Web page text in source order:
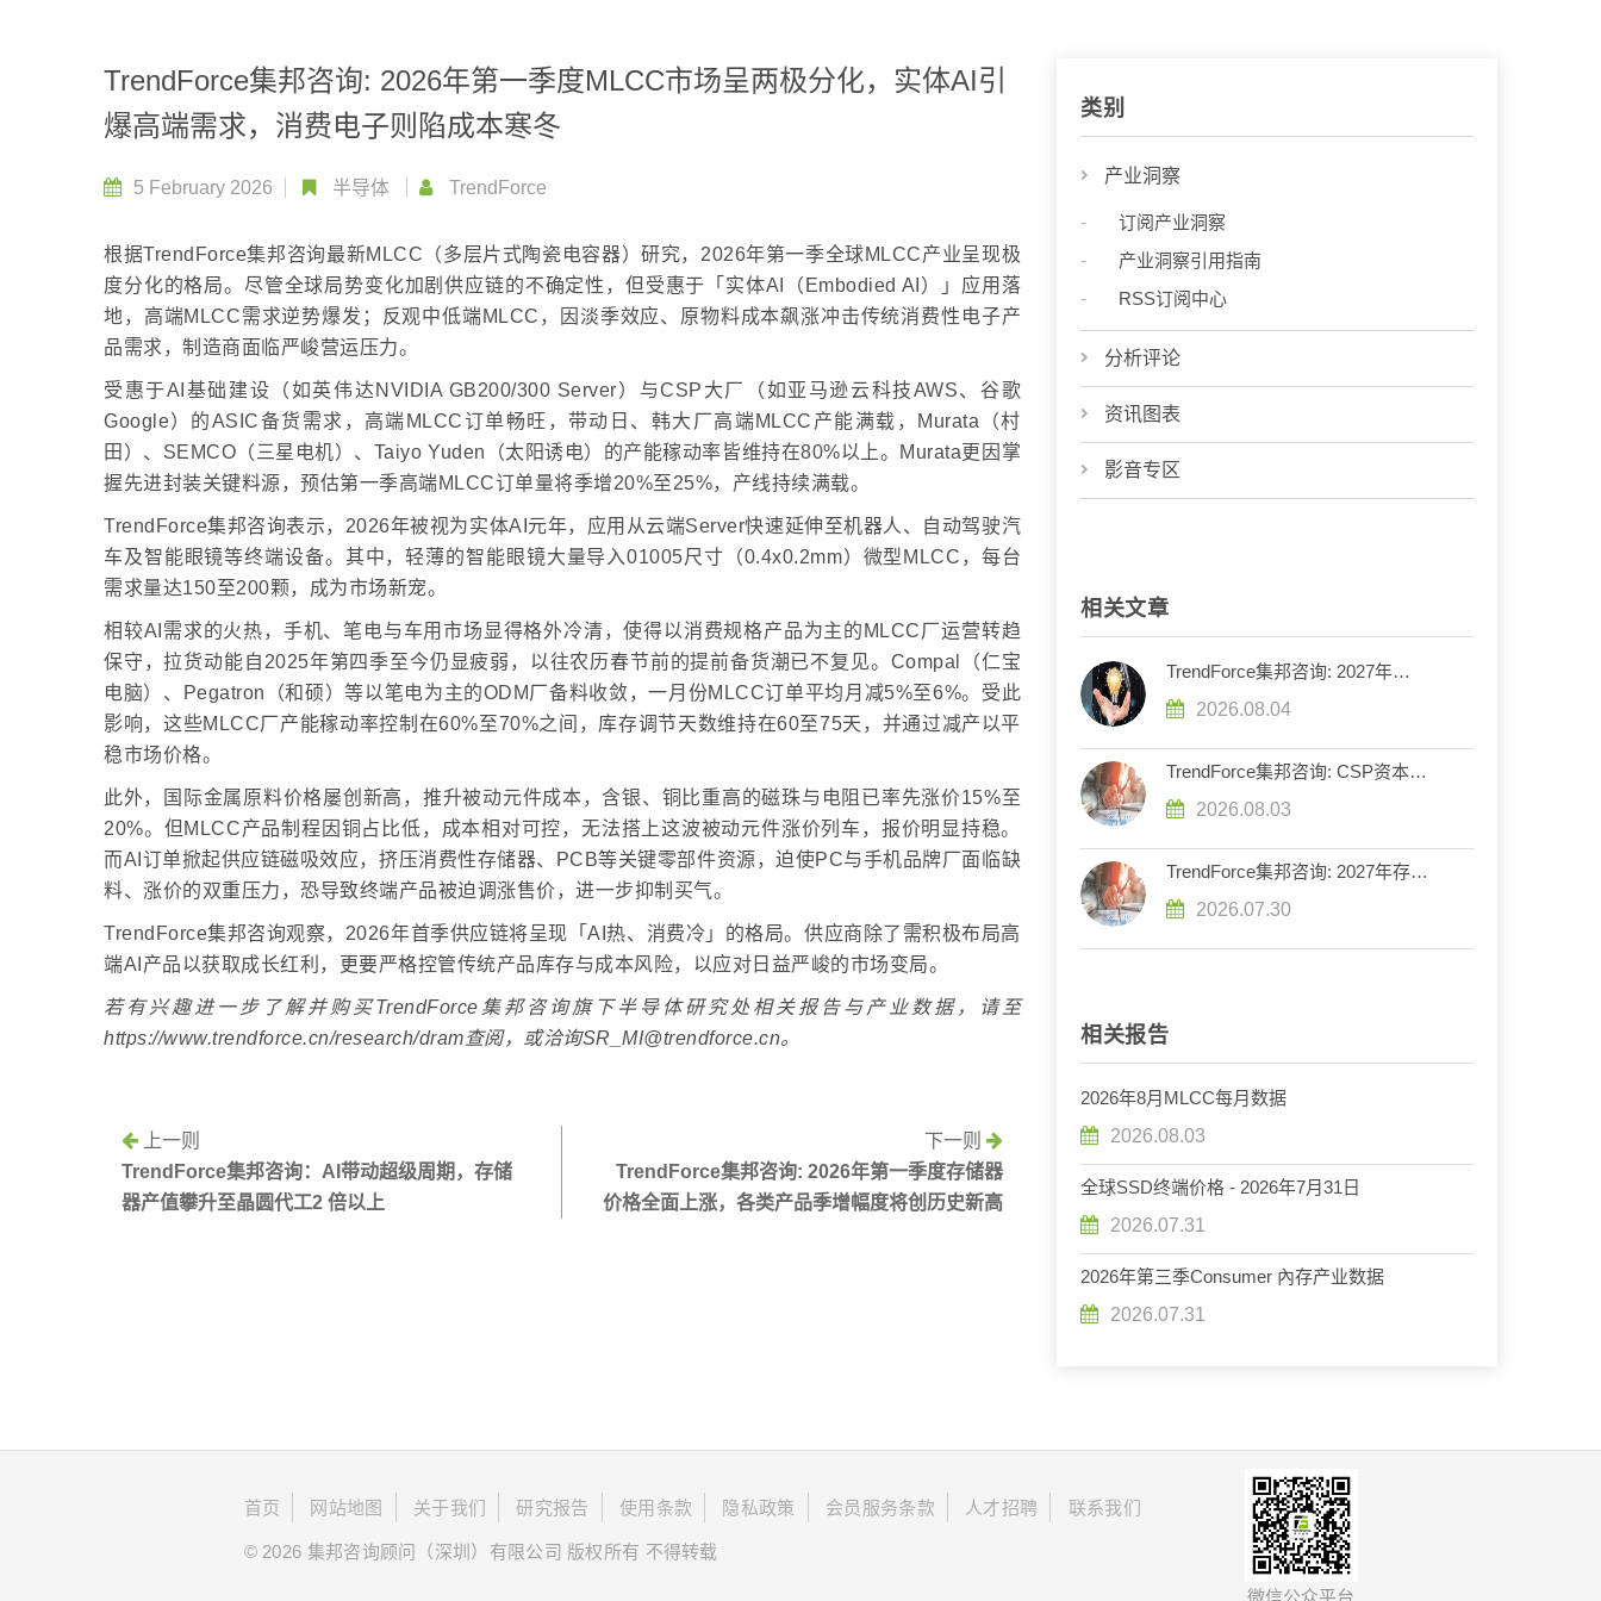
TrendForce集邦咨询: 2026年第一季度MLCC市场呈两极分化，实体AI引
爆高端需求，消费电子则陷成本寒冬
5 February 2026 半导体 TrendForce
根据TrendForce集邦咨询最新MLCC（多层片式陶瓷电容器）研究，2026年第一季全球MLCC产业呈现极
度分化的格局。尽管全球局势变化加剧供应链的不确定性，但受惠于「实体AI（Embodied AI）」应用落
地，高端MLCC需求逆势爆发；反观中低端MLCC，因淡季效应、原物料成本飙涨冲击传统消费性电子产
品需求，制造商面临严峻营运压力。
受惠于AI基础建设（如英伟达NVIDIA GB200/300 Server）与CSP大厂（如亚马逊云科技AWS、谷歌
Google）的ASIC备货需求，高端MLCC订单畅旺，带动日、韩大厂高端MLCC产能满载，Murata（村
田）、SEMCO（三星电机）、Taiyo Yuden（太阳诱电）的产能稼动率皆维持在80%以上。Murata更因掌
握先进封装关键料源，预估第一季高端MLCC订单量将季增20%至25%，产线持续满载。
TrendForce集邦咨询表示，2026年被视为实体AI元年，应用从云端Server快速延伸至机器人、自动驾驶汽
车及智能眼镜等终端设备。其中，轻薄的智能眼镜大量导入01005尺寸（0.4x0.2mm）微型MLCC，每台
需求量达150至200颗，成为市场新宠。
相较AI需求的火热，手机、笔电与车用市场显得格外冷清，使得以消费规格产品为主的MLCC厂运营转趋
保守，拉货动能自2025年第四季至今仍显疲弱，以往农历春节前的提前备货潮已不复见。Compal（仁宝
电脑）、Pegatron（和硕）等以笔电为主的ODM厂备料收敛，一月份MLCC订单平均月减5%至6%。受此
影响，这些MLCC厂产能稼动率控制在60%至70%之间，库存调节天数维持在60至75天，并通过减产以平
稳市场价格。
此外，国际金属原料价格屡创新高，推升被动元件成本，含银、铜比重高的磁珠与电阻已率先涨价15%至
20%。但MLCC产品制程因铜占比低，成本相对可控，无法搭上这波被动元件涨价列车，报价明显持稳。
而AI订单掀起供应链磁吸效应，挤压消费性存储器、PCB等关键零部件资源，迫使PC与手机品牌厂面临缺
料、涨价的双重压力，恐导致终端产品被迫调涨售价，进一步抑制买气。
TrendForce集邦咨询观察，2026年首季供应链将呈现「AI热、消费冷」的格局。供应商除了需积极布局高
端AI产品以获取成长红利，更要严格控管传统产品库存与成本风险，以应对日益严峻的市场变局。
若有兴趣进一步了解并购买TrendForce集邦咨询旗下半导体研究处相关报告与产业数据，请至
https://www.trendforce.cn/research/dram查阅，或洽询SR_MI@trendforce.cn。
上一则
TrendForce集邦咨询：AI带动超级周期，存储
器产值攀升至晶圆代工2 倍以上
下一则
TrendForce集邦咨询: 2026年第一季度存储器
价格全面上涨，各类产品季增幅度将创历史新高
类别
产业洞察
订阅产业洞察
产业洞察引用指南
RSS订阅中心
分析评论
资讯图表
影音专区
相关文章
TrendForce集邦咨询: 2027年
下调Rubin Ultra HBM配置
2026.08.04
TrendForce集邦咨询: CSP资本支
出货量增幅上调至近31%
2026.08.03
TrendForce集邦咨询: 2027年存储
紧缺、NAND Flash转趋宽松
2026.07.30
相关报告
2026年8月MLCC每月数据
2026.08.03
全球SSD终端价格 - 2026年7月31日
2026.07.31
2026年第三季Consumer 內存产业数据
2026.07.31
首页 网站地图 关于我们 研究报告 使用条款 隐私政策 会员服务条款 人才招聘 联系我们
© 2026 集邦咨询顾问（深圳）有限公司 版权所有 不得转载
微信公众平台